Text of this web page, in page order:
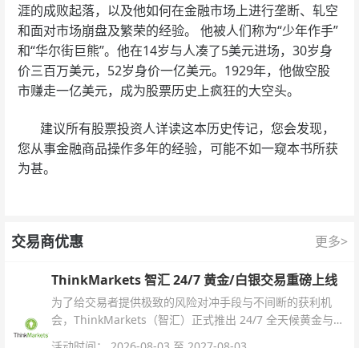
涯的成败起落，以及他如何在金融市场上进行垄断、轧空
和面对市场崩盘及繁荣的经验。 他被人们称为“少年作手”
和“华尔街巨熊”。他在14岁与人凑了5美元进场，30岁身
价三百万美元，52岁身价一亿美元。1929年，他做空股
市赚走一亿美元，成为股票历史上疯狂的大空头。
建议所有股票投资人详读这本历史传记，您会发现，
您从事金融商品操作多年的经验，可能不如一窥本书所获
为甚。
交易商优惠 更多>
ThinkMarkets 智汇 24/7 黄金/白银交易重磅上线
为了给交易者提供极致的风险对冲手段与不间断的获利机
会，ThinkMarkets（智汇）正式推出 24/7 全天候黄金与白